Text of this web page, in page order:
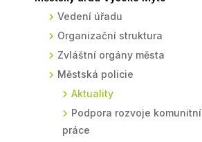
Sodomkovo Vysoké Mýto
Festival Hudba pomáhá
Komise
Termíny
Symboly města
Vedení úřadu
Organizační struktura
Zvláštní orgány města
Městská policie
Aktuality
Podpora rozvoje komunitní
práce